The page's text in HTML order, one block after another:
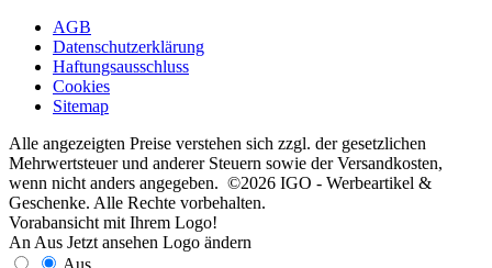
AGB
Datenschutzerklärung
Haftungsausschluss
Cookies
Sitemap
Alle angezeigten Preise verstehen sich zzgl. der gesetzlichen
Mehrwertsteuer und anderer Steuern sowie der Versandkosten,
wenn nicht anders angegeben. ©2026 IGO - Werbeartikel &
Geschenke. Alle Rechte vorbehalten.
Vorabansicht mit Ihrem Logo!
An Aus Jetzt ansehen Logo ändern
Aus